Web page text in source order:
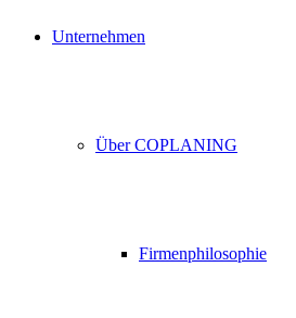
Unternehmen
Über COPLANING
Firmenphilosophie